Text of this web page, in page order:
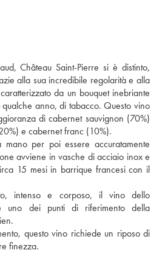
Château Saint-Pierre si è distinto,
alla sua incredibile regolarità e alla
da un bouquet inebriante
anno, di tabacco. Questo vino
di cabernet sauvignon (70%)
e cabernet franc (10%).
per poi essere accuratamente
avviene in vasche di acciaio inox e
15 mesi in barrique francesi con il
intenso e corposo, il vino dello
uno dei punti di riferimento della
questo vino richiede un riposo di
finezza.